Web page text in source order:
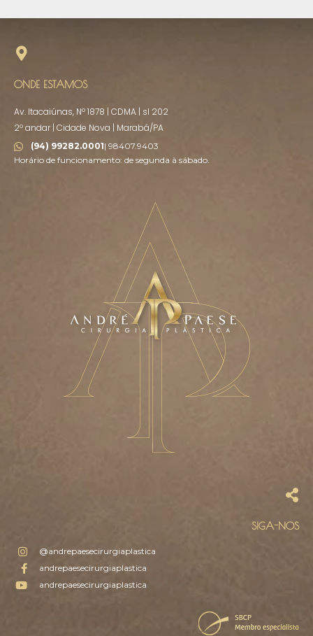
ONDE ESTAMOS
Av. Itacaiúnas, Nº 1878 | CDMA | sl 202
2º andar | Cidade Nova | Marabá/PA
(94) 99282.0001| 98407.9403
Horário de funcionamento: de segunda à sábado.
SIGA-NOS
@andrepaesecirurgiaplastica
andrepaesecirurgiaplastica
andrepaesecirurgiaplastica